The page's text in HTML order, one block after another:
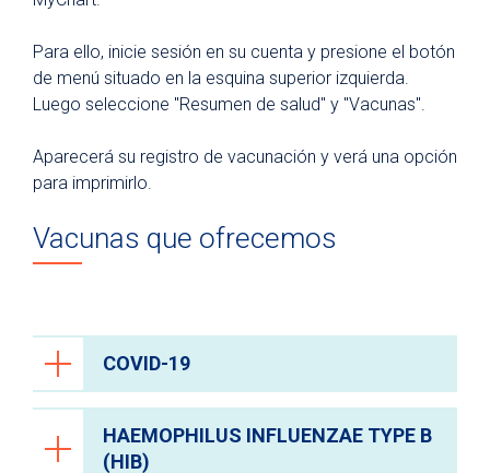
Para ello, inicie sesión en su cuenta y presione el botón
de menú situado en la esquina superior izquierda.
Luego seleccione "Resumen de salud" y "Vacunas".
Aparecerá su registro de vacunación y verá una opción
para imprimirlo.
Vacunas que ofrecemos
COVID-19
What is COVID-19?
HAEMOPHILUS INFLUENZAE TYPE B
(HIB)